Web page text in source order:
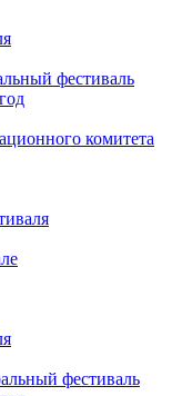
фестиваль
комитета
фестиваль